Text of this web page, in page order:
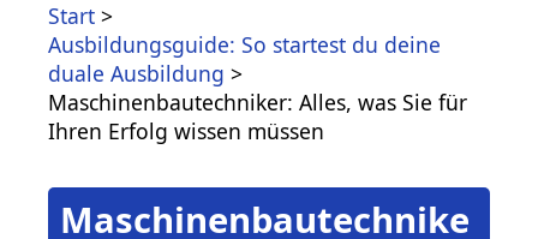
Start
Ausbildungsguide: So startest du deine
duale Ausbildung
Maschinenbautechniker: Alles, was Sie für
Ihren Erfolg wissen müssen
Maschinenbautechnike